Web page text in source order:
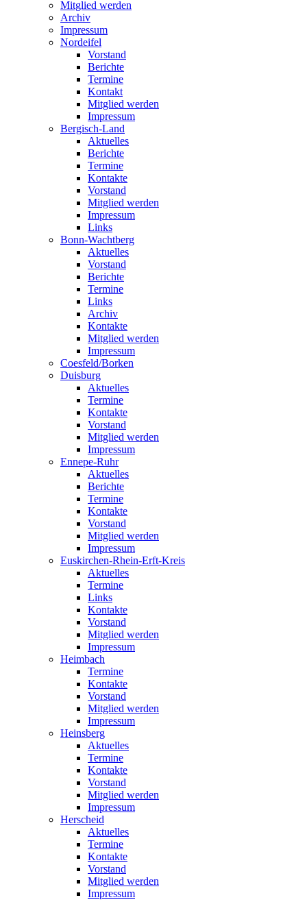
Mitglied werden
Archiv
Impressum
Nordeifel
Vorstand
Berichte
Termine
Kontakt
Mitglied werden
Impressum
Bergisch-Land
Aktuelles
Berichte
Termine
Kontakte
Vorstand
Mitglied werden
Impressum
Links
Bonn-Wachtberg
Aktuelles
Vorstand
Berichte
Termine
Links
Archiv
Kontakte
Mitglied werden
Impressum
Coesfeld/Borken
Duisburg
Aktuelles
Termine
Kontakte
Vorstand
Mitglied werden
Impressum
Ennepe-Ruhr
Aktuelles
Berichte
Termine
Kontakte
Vorstand
Mitglied werden
Impressum
Euskirchen-Rhein-Erft-Kreis
Aktuelles
Termine
Links
Kontakte
Vorstand
Mitglied werden
Impressum
Heimbach
Termine
Kontakte
Vorstand
Mitglied werden
Impressum
Heinsberg
Aktuelles
Termine
Kontakte
Vorstand
Mitglied werden
Impressum
Herscheid
Aktuelles
Termine
Kontakte
Vorstand
Mitglied werden
Impressum